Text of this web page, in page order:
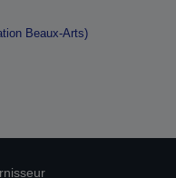
Beaux-Arts)